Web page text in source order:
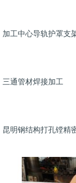
加工中心导轨护罩支
三通管材焊接加工
昆明钢结构打孔镗精